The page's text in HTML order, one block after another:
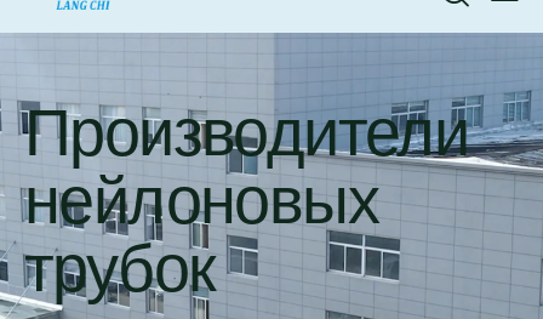
Производители
нейлоновых
трубок